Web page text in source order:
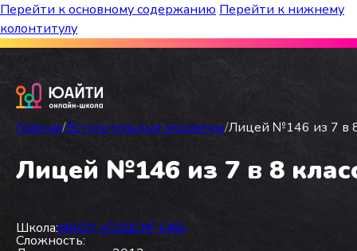
Перейти к основному содержанию Перейти к нижнему
колонтитулу
Бесплатный марафон к топ-школам!
Главная/Вступительные экзамены/Лицей №146 из 7 в
Лицей №146 из 7 в 8
Школа:МАОУ «СОШ № 146»
Сложность: